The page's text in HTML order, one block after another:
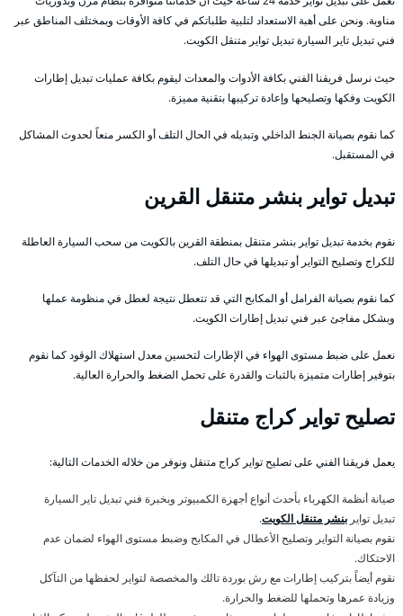
مناوبة. ونحن على أهبة الاستعداد لتلبية طلباتكم في كافة الأوقات وبمختلف المناطق عبر
فني تبديل تاير السيارة تبديل تواير متنقل الكويت.
حيث نرسل فريقنا الفني بكافة الأدوات والمعدات ليقوم بكافة عمليات تبديل إطارات
الكويت وفكها وتصليحها وإعادة تركيبها بتقنية مميزة.
كما نقوم بصيانة الجنط الداخلي وتبديله في الحال التلف أو الكسر منعاً لحدوث المشاكل
في المستقبل.
تبديل تواير بنشر متنقل القرين
نقوم بخدمة تبديل تواير بنشر متنقل بمنطقة القرين بالكويت من سحب السيارة العاطلة
للكراج وتصليح التواير أو تبديلها في حال التلف.
كما نقوم بصيانة الفرامل أو المكابح التي قد تتعطل نتيجة لعطل في منظومة عملها
وبشكل مفاجئ عبر فني تبديل إطارات الكويت.
نعمل على ضبط مستوى الهواء في الإطارات لتحسين معدل استهلاك الوقود كما نقوم
بتوفير إطارات متميزة بالثبات والقدرة على تحمل الضغط والحرارة العالية.
تصليح تواير كراج متنقل
يعمل فريقنا الفني على تصليح تواير كراج متنقل ونوفر من خلاله الخدمات التالية:
صيانة أنظمة الكهرباء بأحدث أنواع أجهزة الكمبيوتر وبخبرة فني تبديل تاير السيارة
تبديل تواير بنشر متنقل الكويت.
نقوم بصيانة التواير وتصليح الأعطال في المكابح وضبط مستوى الهواء لضمان عدم
الاحتكاك.
نقوم أيضاً بتركيب إطارات مع رش بوردة تالك والمخصصة لتواير لحفظها من التآكل
وزيادة عمرها وتحملها للضغط والحرارة.